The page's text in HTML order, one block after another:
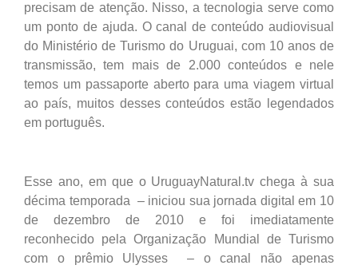
precisam de atenção. Nisso, a tecnologia serve como
um ponto de ajuda. O canal de conteúdo audiovisual
do Ministério de Turismo do Uruguai, com 10 anos de
transmissão, tem mais de 2.000 conteúdos e nele
temos um passaporte aberto para uma viagem virtual
ao país, muitos desses conteúdos estão legendados
em português.
Esse ano, em que o UruguayNatural.tv chega à sua
décima temporada – iniciou sua jornada digital em 10
de dezembro de 2010 e foi imediatamente
reconhecido pela Organização Mundial de Turismo
com o prêmio Ulysses – o canal não apenas